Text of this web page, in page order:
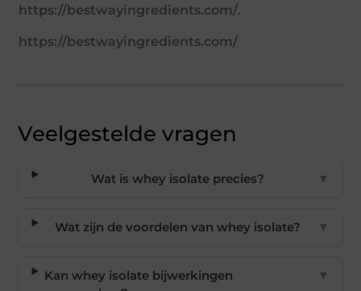
https://bestwayingredients.com/.
https://bestwayingredients.com/
Veelgestelde vragen
Wat is whey isolate precies? ▼
Wat zijn de voordelen van whey isolate? ▼
Kan whey isolate bijwerkingen
▼